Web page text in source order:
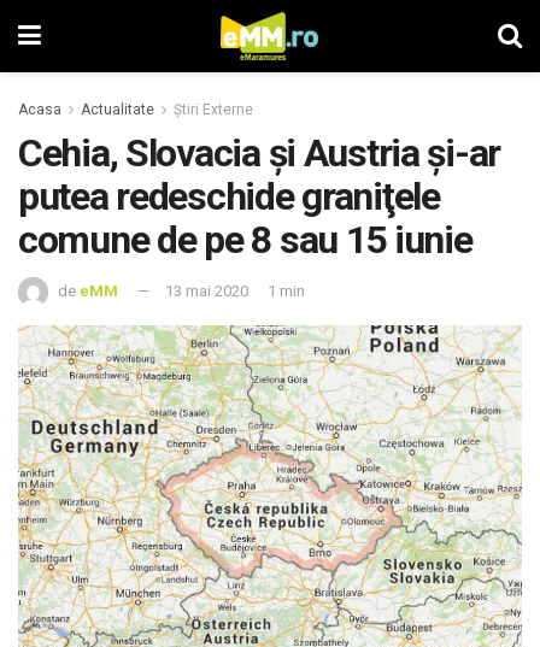
Acasa Actualitate Știri Externe
Cehia, Slovacia şi Austria şi-ar
putea redeschide graniţele
comune de pe 8 sau 15 iunie
de eMM 13 mai 2020 1 min